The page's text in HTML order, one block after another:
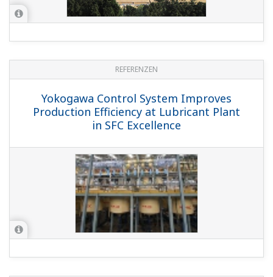
REFERENZEN
Yokogawa Control System Improves
Production Efficiency at Lubricant Plant
in SFC Excellence